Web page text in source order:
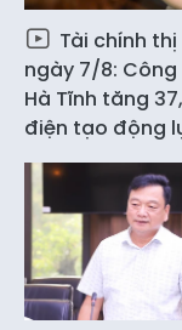
Tài chính
ngày 7/8:
Hà Tĩnh tăng
điện tạo động